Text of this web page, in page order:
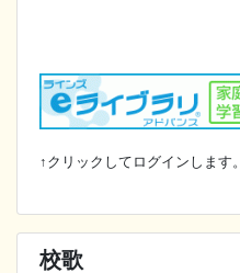
↑クリックしてログインします。
校歌